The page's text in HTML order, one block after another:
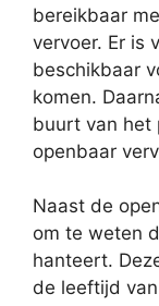
bereikbaar
vervoer. Er is
beschikbaar
komen.
buurt van het
openbaar
Naast de
om te weten
hanteert.
de leeftijd